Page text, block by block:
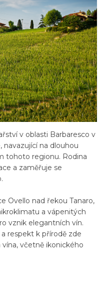
v oblasti Barbaresco v
na dlouhou
tohoto regionu. Rodina
a zaměřuje se
Ovello nad řekou Tanaro,
a vápenitých
vznik elegantních vín.
respekt k přírodě zde
včetně ikonického